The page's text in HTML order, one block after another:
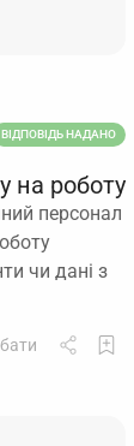
ВІДПОВІДЬ НАДАНО
на роботу
персонал
чи дані з